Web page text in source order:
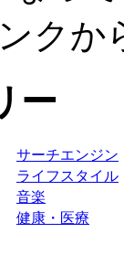
クか
ー
サーチエンジン
ライフスタイル
音楽
健康・医療